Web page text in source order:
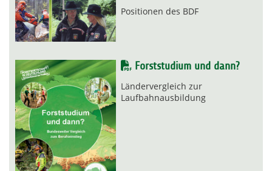
Positionen des BDF
Forststudium und dann?
Ländervergleich zur
Laufbahnausbildung